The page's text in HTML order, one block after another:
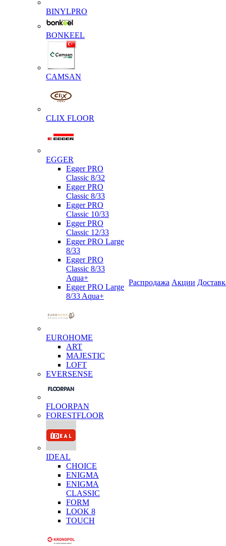
BINYLPRO
BONKEEL
CAMSAN
CLIX FLOOR
EGGER
Egger PRO
Classic 8/32
Egger PRO
Classic 8/33
Egger PRO
Classic 10/33
Egger PRO
Classic 12/33
Egger PRO Large
8/33
Egger PRO
Classic 8/33
Aqua+
Egger PRO Large
8/33 Aqua+
EUROHOME
ART
MAJESTIC
LOFT
EVERSENSE
FLOORPAN
FORESTFLOOR
IDEAL
CHOICE
ENIGMA
ENIGMA
CLASSIC
FORM
LOOK 8
TOUCH
Распродажа Акции